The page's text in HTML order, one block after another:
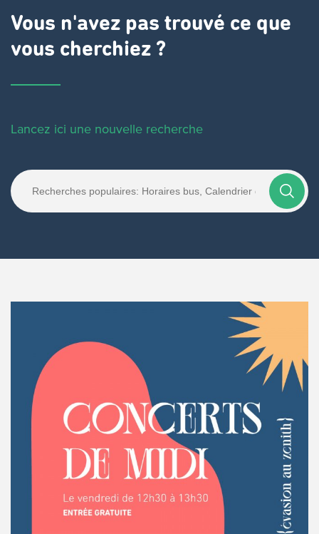
Vous n'avez pas trouvé ce que
vous cherchiez ?
Lancez ici une nouvelle recherche